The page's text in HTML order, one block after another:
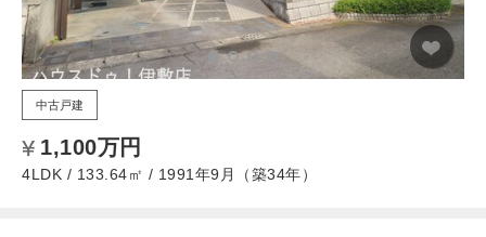
中古戸建
1,100万円
4LDK / 133.64㎡ / 1991年9月（築34年）